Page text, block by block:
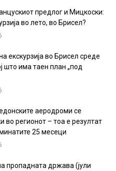
предлог и Мицкоски:
во лето, во Брисел?
екскурзија во Брисел среде
што има таен план „под
аеродроми се
во регионот – тоа е резултат
25 месеци
пропадната држава (јули